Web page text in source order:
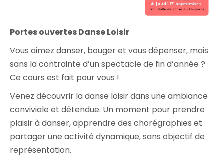
v
è
n
m
e
n
t
Portes ouvertes Danse Loisir
Vous aimez danser, bouger et vous dépenser, mais
sans la contrainte d’un spectacle de fin d’année ?
Ce cours est fait pour vous !
Venez découvrir la danse loisir dans une ambiance
conviviale et détendue. Un moment pour prendre
plaisir à danser, apprendre des chorégraphies et
partager une activité dynamique, sans objectif de
représentation.